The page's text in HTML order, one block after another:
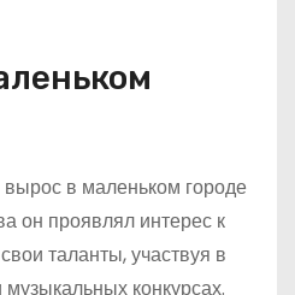
в маленьком городе
он проявлял интерес к
таланты, участвуя в
конкурсах.